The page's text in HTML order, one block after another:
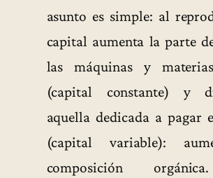
asunto es simple: al
capital aumenta la parte
las máquinas y
(capital constante) y
aquella dedicada a pagar
(capital variable):
composición